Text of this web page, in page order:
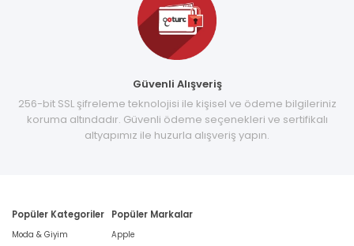
Güvenli Alışveriş
256-bit SSL şifreleme teknolojisi ile kişisel ve ödeme bilgileriniz
koruma altındadır. Güvenli ödeme seçenekleri ve sertifikalı
altyapımız ile huzurla alışveriş yapın.
Popüler Kategoriler
Moda & Giyim
Popüler Markalar
Apple